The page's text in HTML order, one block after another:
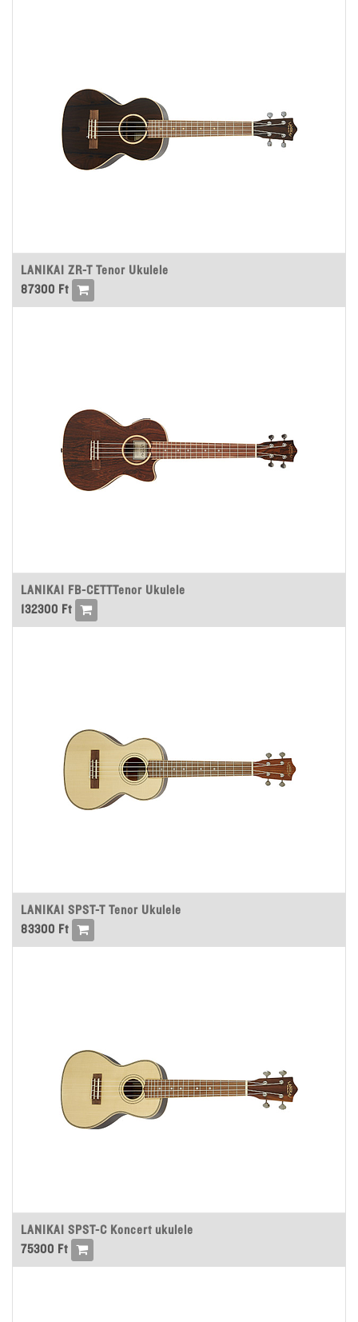
LANIKAI ZR-T Tenor Ukulele
87300 Ft
LANIKAI FB-CETTTenor Ukulele
132300 Ft
LANIKAI SPST-T Tenor Ukulele
83300 Ft
LANIKAI SPST-C Koncert ukulele
75300 Ft